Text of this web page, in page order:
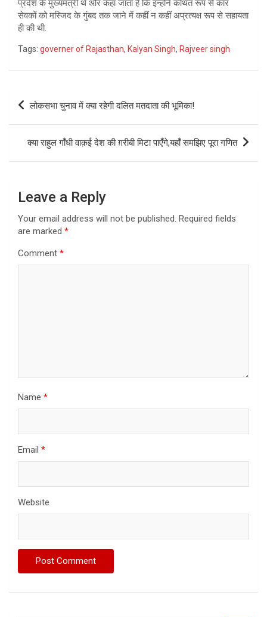
प्रदेश के मुख्यमंत्री थे और कहा जाता है कि इन्होंने कथित रूप से कार
सेवकों को मस्जिद के गुंबद तक जाने में कहीं न कहीं अप्रत्यक्ष रूप से सहायता
ही की थी.
Tags: governer of Rajasthan, Kalyan Singh, Rajveer singh
Post
navigation
लोकसभा चुनाव में क्या रहेगी दलित मतदाता की भूमिका!
क्या राहुल गाँधी वाक़ई देश की ग़रीबी मिटा पाएँगे,यहाँ समझिए पूरा गणित
Leave a Reply
Your email address will not be published. Required fields
are marked *
Comment *
Name *
Email *
Website